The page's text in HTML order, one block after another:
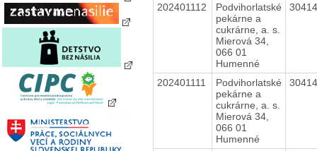
202401112
Podvihorlatské
pekárne a
cukrárne, a. s.
Mierová 34,
066 01
Humenné
202401111
Podvihorlatské
pekárne a
cukrárne, a. s.
Mierová 34,
066 01
Humenné